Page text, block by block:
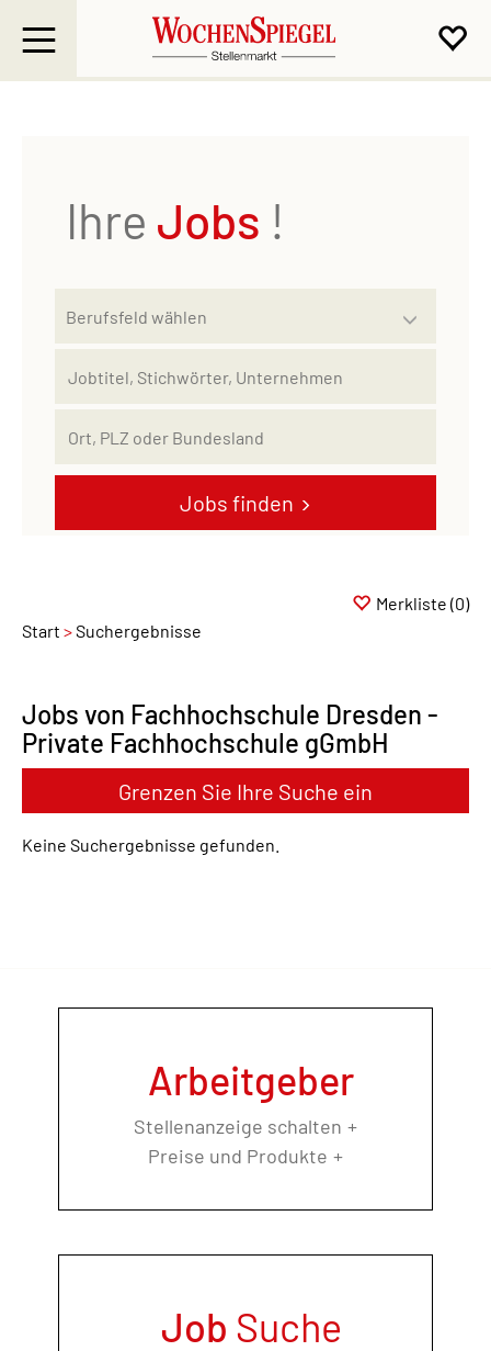
Ihre Jobs !
Jobs finden
Start Suchergebnisse
Merkliste (0)
Jobs von Fachhochschule Dresden -
Private Fachhochschule gGmbH
Grenzen Sie Ihre Suche ein
Keine Suchergebnisse gefunden.
Arbeitgeber
Stellenanzeige schalten
Preise und Produkte
Job Suche